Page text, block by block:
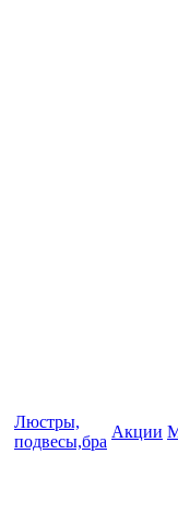
Люстры,
подвесы,бра
Акции